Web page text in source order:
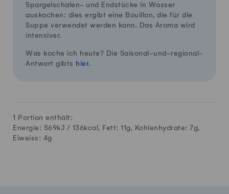
Spargelschalen- und Endstücke in Wasser
auskochen: dies ergibt eine Bouillon, die für die
Suppe verwendet werden kann. Das Aroma wird
intensiver.
Was koche ich heute? Die Saisonal-und-regional-
Antwort gibts hier.
1 Portion enthält:
Energie: 569kJ / 136kcal, Fett: 11g, Kohlenhydrate: 7g,
Eiweiss: 4g